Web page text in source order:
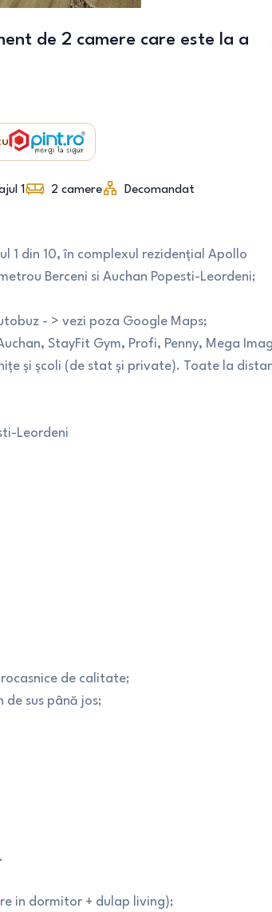
de 2 camere care este la a
1 2 camere Decomandat
din 10, în complexul rezidențial Apollo
Berceni si Auchan Popesti-Leordeni;
- > vezi poza Google Maps;
StayFit Gym, Profi, Penny, Mega
și școli (de stat și private). Toate la
Leordeni
de calitate;
sus până jos;
in dormitor + dulap living);